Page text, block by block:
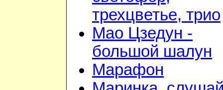
трехцветье, трио
Мао Цзедун -
большой шалун
Марафон